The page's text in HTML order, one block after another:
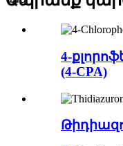
4-
(4-CPA)